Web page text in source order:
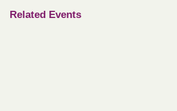
Related Events